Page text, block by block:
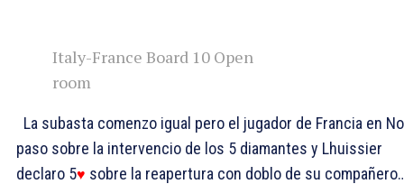
Italy-France Board 10 Open
room
La subasta comenzo igual pero el jugador de Francia en
paso sobre la intervencio de los 5 diamantes y Lhuissier
declaro 5♥ sobre la reapertura con doblo de su